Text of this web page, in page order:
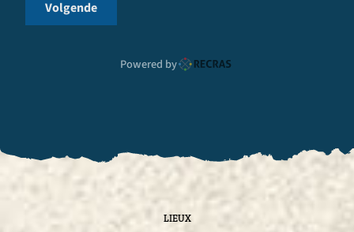
Volgende
Powered by
LIEUX